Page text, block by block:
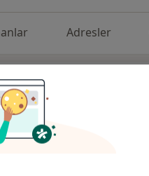
Adresler
Ürolog